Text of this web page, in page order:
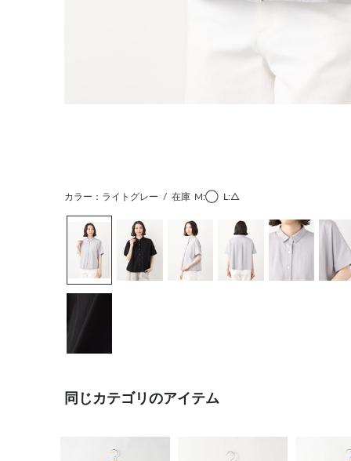
カラー：ライトグレー / 在庫 M:◯ L:△
同じカテゴリのアイテム